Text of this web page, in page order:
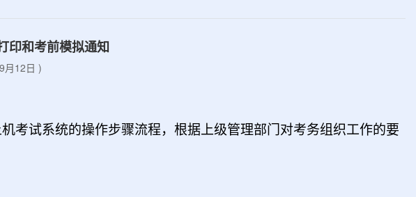
印和考前模拟通知
月12日 )
考试系统的操作步骤流程，根据上级管理部门对考务组织工作的要